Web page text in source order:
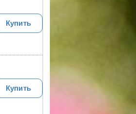
Купить
Купить